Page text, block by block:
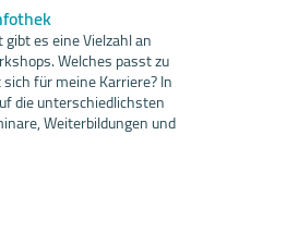
es eine Vielzahl an
Welches passt zu
für meine Karriere? In
die unterschiedlichsten
Weiterbildungen und